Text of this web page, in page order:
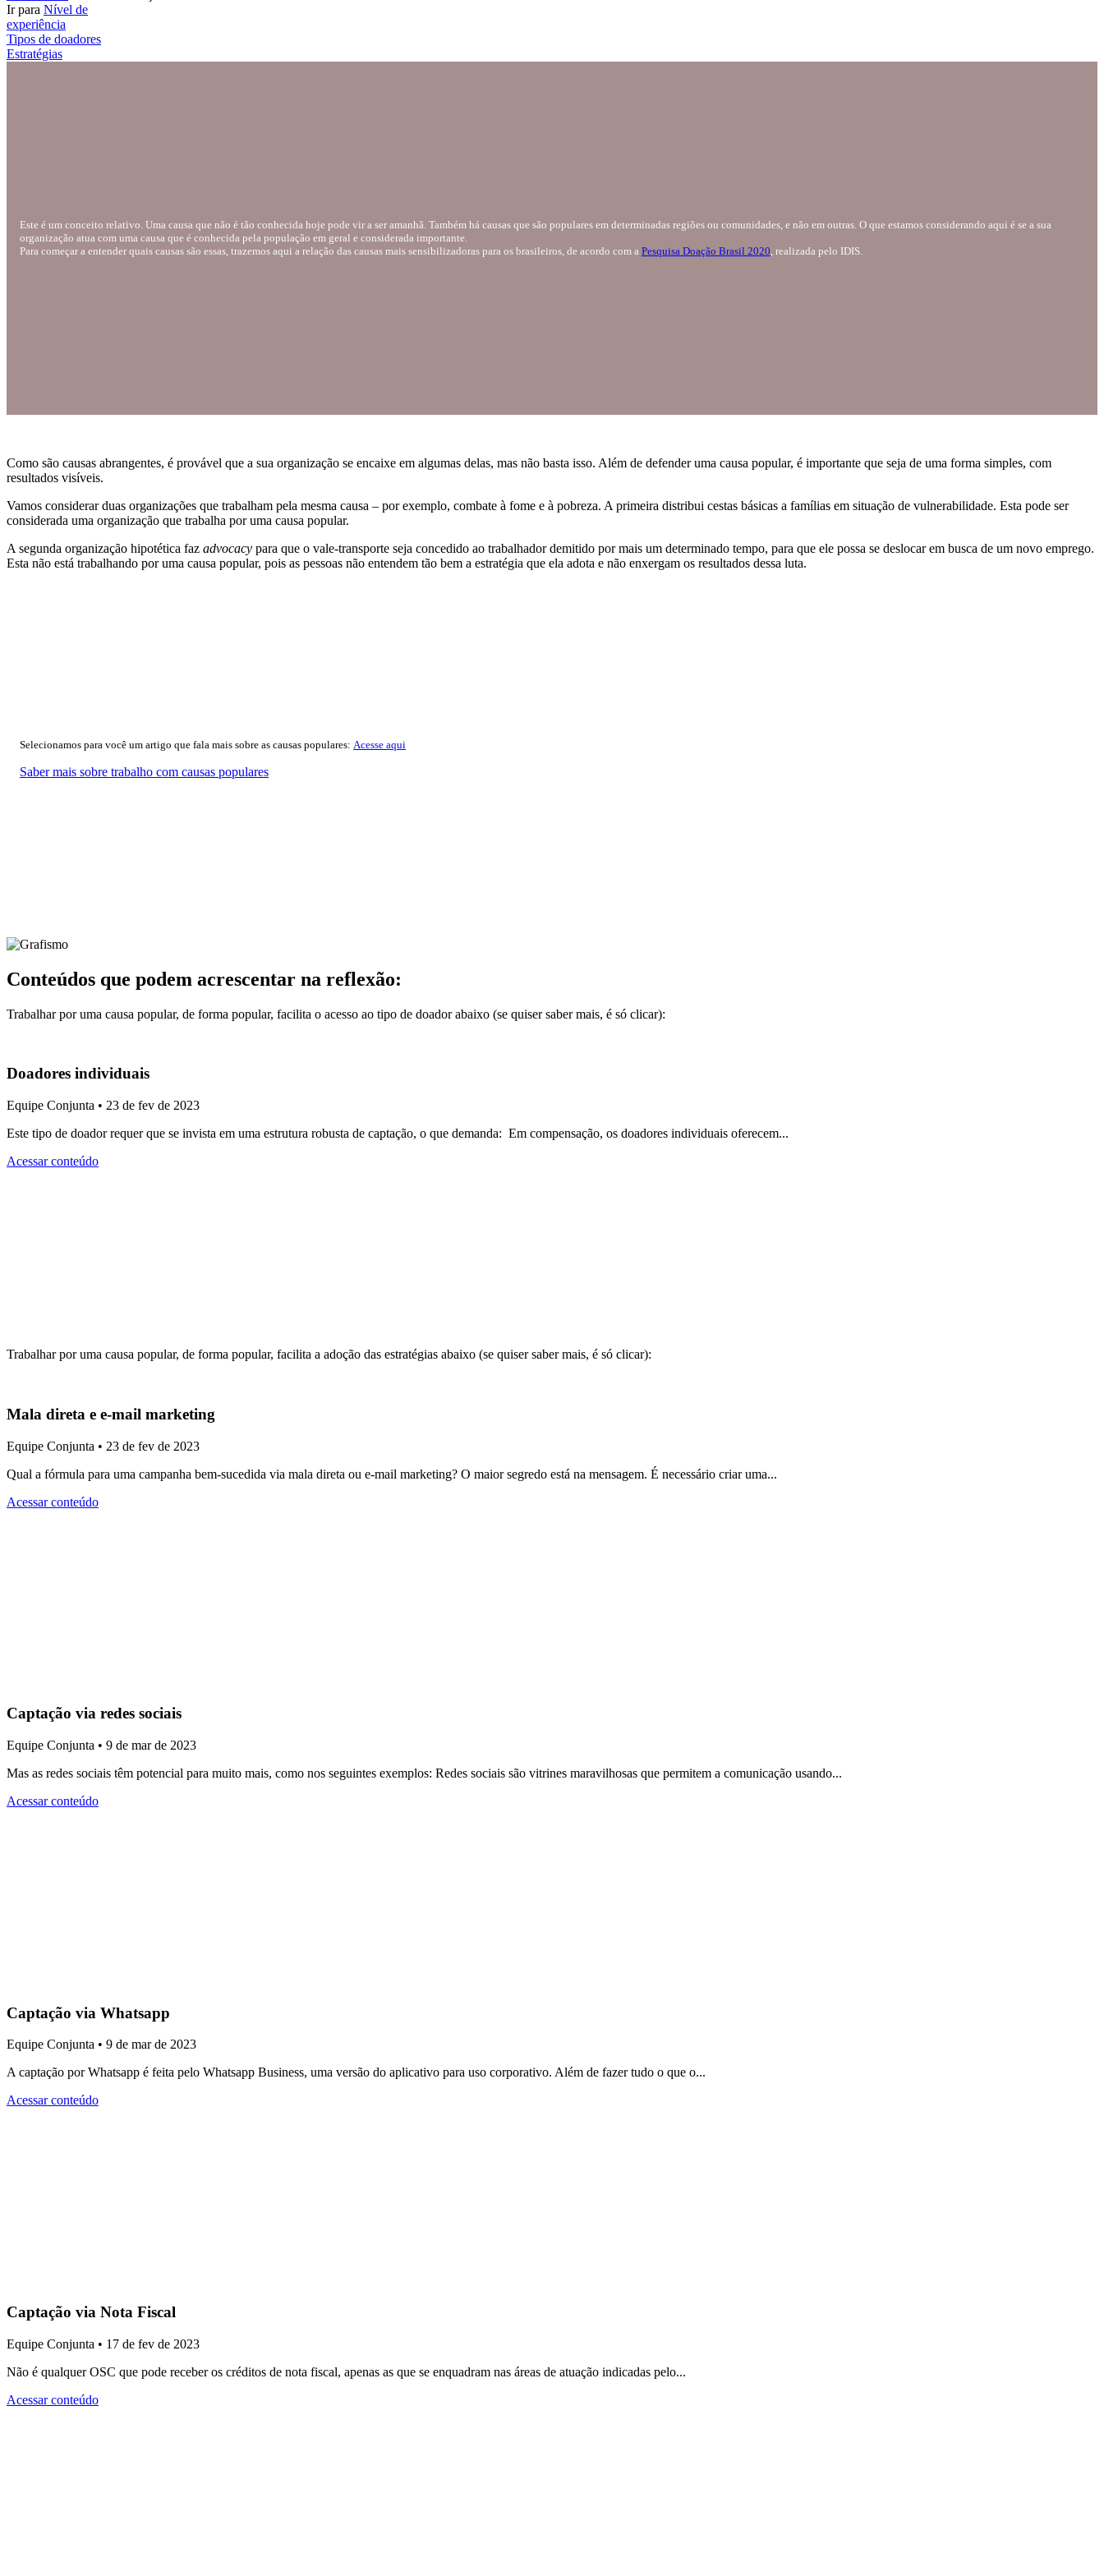
Ir para Nível de
experiência
Tipos de doadores
Estratégias
Este é um conceito relativo. Uma causa que não é tão conhecida hoje pode vir a ser amanhã. Também há causas que são populares em determinadas regiões ou comunidades, e não em outras. O que estamos considerando aqui é se a sua
organização atua com uma causa que é conhecida pela população em geral e considerada importante.
Para começar a entender quais causas são essas, trazemos aqui a relação das causas mais sensibilizadoras para os brasileiros, de acordo com a Pesquisa Doação Brasil 2020 , realizada pelo IDIS.
Como são causas abrangentes, é provável que a sua organização se encaixe em algumas delas, mas não basta isso. Além de defender uma causa popular, é importante que seja de uma forma simples, com
resultados visíveis.
Vamos considerar duas organizações que trabalham pela mesma causa – por exemplo, combate à fome e à pobreza. A primeira distribui cestas básicas a famílias em situação de vulnerabilidade. Esta pode ser
considerada uma organização que trabalha por uma causa popular.
A segunda organização hipotética faz advocacy para que o vale-transporte seja concedido ao trabalhador demitido por mais um determinado tempo, para que ele possa se deslocar em busca de um novo emprego.
Esta não está trabalhando por uma causa popular, pois as pessoas não entendem tão bem a estratégia que ela adota e não enxergam os resultados dessa luta.
Selecionamos para você um artigo que fala mais sobre as causas populares: Acesse aqui
Saber mais sobre trabalho com causas populares
Conteúdos que podem acrescentar na reflexão:
Trabalhar por uma causa popular, de forma popular, facilita o acesso ao tipo de doador abaixo (se quiser saber mais, é só clicar):
Doadores individuais
Equipe Conjunta • 23 de fev de 2023
Este tipo de doador requer que se invista em uma estrutura robusta de captação, o que demanda: Em compensação, os doadores individuais oferecem...
Acessar conteúdo
Trabalhar por uma causa popular, de forma popular, facilita a adoção das estratégias abaixo (se quiser saber mais, é só clicar):
Mala direta e e-mail marketing
Equipe Conjunta • 23 de fev de 2023
Qual a fórmula para uma campanha bem-sucedida via mala direta ou e-mail marketing? O maior segredo está na mensagem. É necessário criar uma...
Acessar conteúdo
Captação via redes sociais
Equipe Conjunta • 9 de mar de 2023
Mas as redes sociais têm potencial para muito mais, como nos seguintes exemplos: Redes sociais são vitrines maravilhosas que permitem a comunicação usando...
Acessar conteúdo
Captação via Whatsapp
Equipe Conjunta • 9 de mar de 2023
A captação por Whatsapp é feita pelo Whatsapp Business, uma versão do aplicativo para uso corporativo. Além de fazer tudo o que o...
Acessar conteúdo
Captação via Nota Fiscal
Equipe Conjunta • 17 de fev de 2023
Não é qualquer OSC que pode receber os créditos de nota fiscal, apenas as que se enquadram nas áreas de atuação indicadas pelo...
Acessar conteúdo